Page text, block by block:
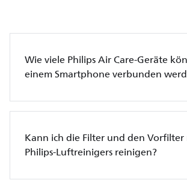
Wie viele Philips Air Care-Geräte
einem Smartphone verbunden
Kann ich die Filter und den Vorfilter
Philips-Luftreinigers reinigen?